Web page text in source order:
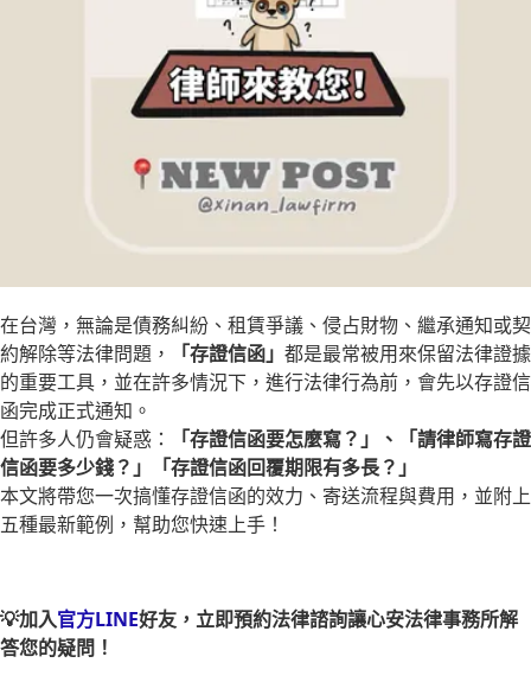
在台灣，無論是債務糾紛、租賃爭議、侵占財物、繼承通知或契
約解除等法律問題，
「存證信函」 都是最常被用來保留法律證據
的重要工具，並在許多情況下，進行法律行為前，會先以存證信
函完成正式通知。
但許多人仍會疑惑：
「存證信函要怎麼寫？」、「請律師寫存證
信函要多少錢？」「存證信函回覆期限有多長？」
本文將帶您一次搞懂存證信函的效力、寄送流程與費用，並附上
五種最新範例，幫助您快速上手！
💡加入官方LINE好友，立即預約法律諮詢讓心安法律事務所解
答您的疑問！